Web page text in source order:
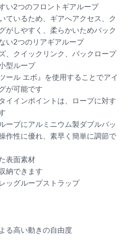
い2つのフロントギアループ
ているため、ギアへアクセス、ク
がしやすく、柔らかいためバック
い2つのリアギアループ
、クイックリンク、バックロープ
型ループ
ール エボ』を使用することでアイ
が可能です
イインポイントは、ロープに対す
ープにアルミニウム製ダブルバッ
作性に優れ、素早く簡単に調節で
表面素材
納できます
ッグループストラップ
る高い動きの自由度